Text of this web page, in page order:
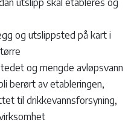
utslipp skal etableres og
og utslippsted på kart i
og mengde avløpsvann
berørt av etableringen,
til drikkevannsforsyning,